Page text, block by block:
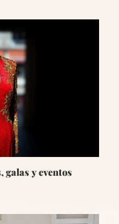
galas y eventos